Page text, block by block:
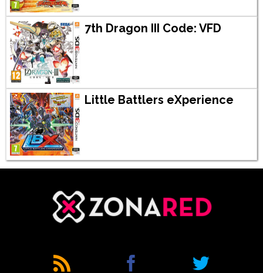
7th Dragon III Code: VFD
Little Battlers eXperience